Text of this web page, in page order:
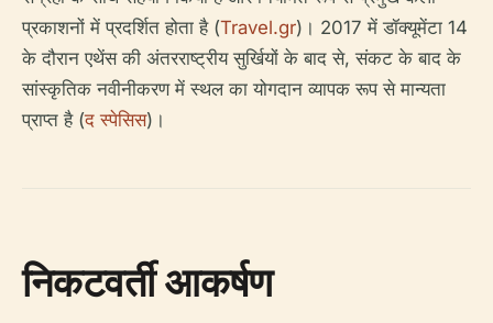
प्रकाशनों में प्रदर्शित होता है (Travel.gr)। 2017 में डॉक्यूमेंटा 14
के दौरान एथेंस की अंतरराष्ट्रीय सुर्खियों के बाद से, संकट के बाद के
सांस्कृतिक नवीनीकरण में स्थल का योगदान व्यापक रूप से मान्यता
प्राप्त है (द स्पेसिस)।
निकटवर्ती आकर्षण